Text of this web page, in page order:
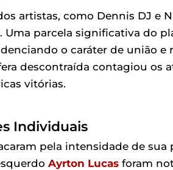
artistas, como Dennis DJ e
Uma parcela significativa do
o caráter de união e
descontraída contagiou os
vitórias.
Individuais
pela intensidade de sua
Ayrton Lucas foram